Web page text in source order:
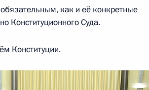
Флота
как и её конкретные
Конституционного Суда.
Конституции.